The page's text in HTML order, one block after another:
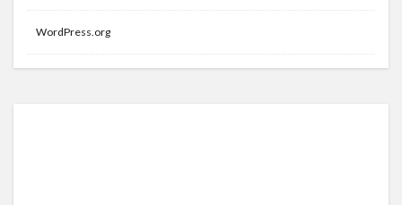
WordPress.org